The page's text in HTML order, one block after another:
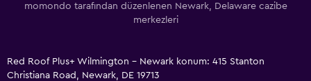
momondo tarafından düzenlenen Newark, Delaware cazibe
merkezleri
Red Roof Plus+ Wilmington - Newark konum: 415 Stanton
Christiana Road, Newark, DE 19713